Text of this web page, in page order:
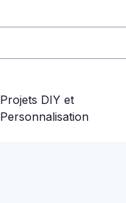
Projets DIY et
Personnalisation